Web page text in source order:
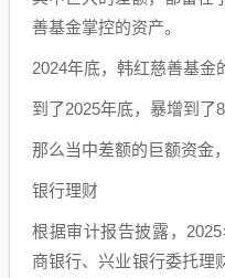
善基金掌控的资产。
2024年底，韩红慈善基金
到了2025年底，暴增到了
那么当中差额的巨额资金
银行理财
根据审计报告披露，
商银行、兴业银行委托理